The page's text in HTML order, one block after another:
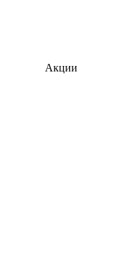
Акции